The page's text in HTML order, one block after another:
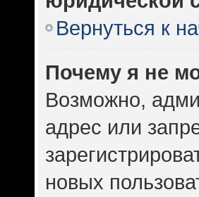
Вернуться к
Почему я не
Возможно,
адрес или
новых